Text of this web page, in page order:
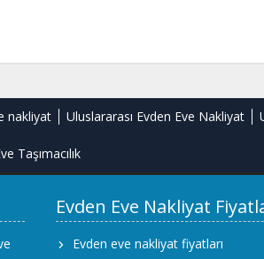
nakliyat Uluslararası Evden Eve Nakliyat
Taşımacılık
Evden Eve Nakliyat
Evden eve nakliyat fiyatları